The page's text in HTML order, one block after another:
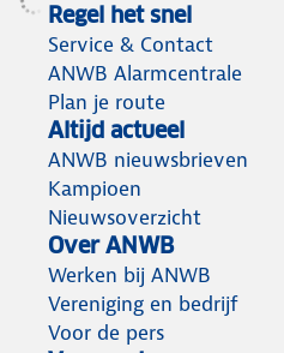
Regel het snel
Service & Contact
ANWB Alarmcentrale
Plan je route
Altijd actueel
ANWB nieuwsbrieven
Kampioen
Nieuwsoverzicht
Over ANWB
Werken bij ANWB
Vereniging en bedrijf
Voor de pers